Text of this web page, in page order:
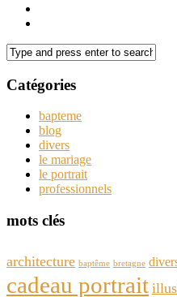
Catégories
bapteme
blog
divers
le mariage
le portrait
professionnels
mots clés
architecture baptême bretagne
cadeau portrait